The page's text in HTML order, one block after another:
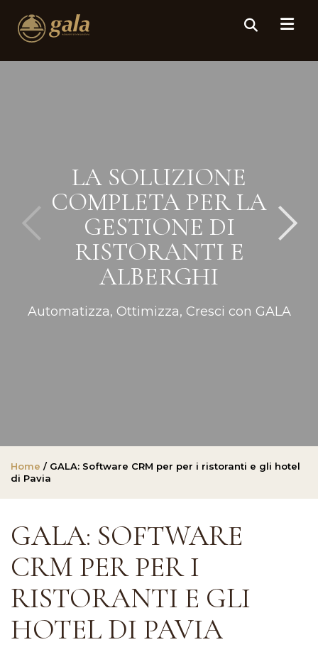
LA SOLUZIONE
COMPLETA PER LA
GESTIONE DI
RISTORANTI E
ALBERGHI
Automatizza, Ottimizza, Cresci con GALA
Home / GALA: Software CRM per per i ristoranti e gli hotel
di Pavia
GALA: SOFTWARE
CRM PER PER I
RISTORANTI E GLI
HOTEL DI PAVIA